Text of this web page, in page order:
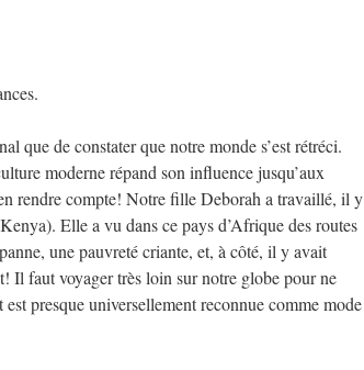
que de constater que notre monde s’est rétréci.
moderne répand son influence jusqu’aux
rendre compte! Notre fille Deborah a travaillé, il y
Elle a vu dans ce pays d’Afrique des routes
une pauvreté criante, et, à côté, il y avait
Il faut voyager très loin sur notre globe pour ne
presque universellement reconnue comme mode